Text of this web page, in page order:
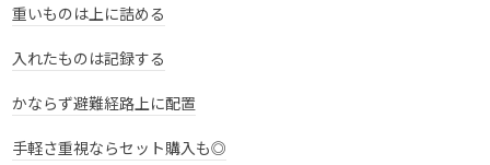
重いものは上に詰める
入れたものは記録する
かならず避難経路上に配置
手軽さ重視ならセット購入も◎